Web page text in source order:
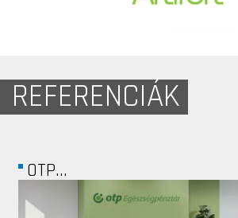
REFERENCIÁK
OTP...